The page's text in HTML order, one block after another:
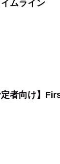
ムライン
定者向け】